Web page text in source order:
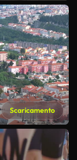
Scaricamento